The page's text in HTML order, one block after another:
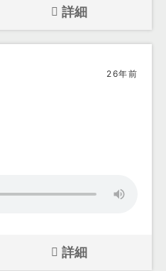
詳細
26年前
詳細